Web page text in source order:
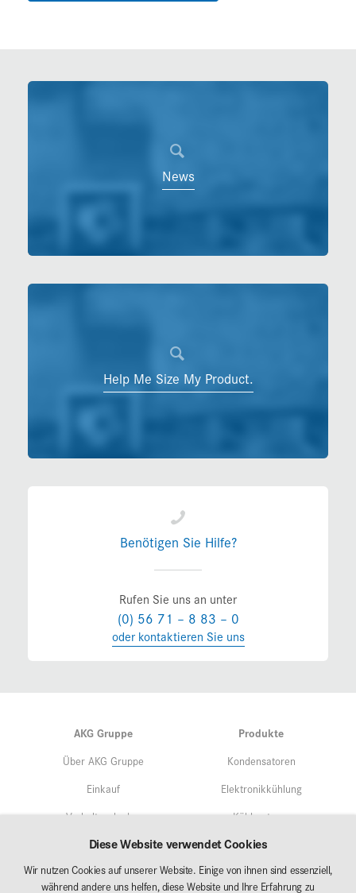
News
Help Me Size My Product.
Benötigen Sie Hilfe?
Rufen Sie uns an unter
(0) 56 71 – 8 83 – 0
oder kontaktieren Sie uns
AKG Gruppe
Über AKG Gruppe
Einkauf
Verhaltenskodex
Qualitätsmangement
Umweltschutz/Nachhaltigkeit
Produkte
Kondensatoren
Elektronikkühlung
Kühlsysteme
Service
Diese Website verwendet Cookies
Wir nutzen Cookies auf unserer Website. Einige von ihnen sind essenziell,
während andere uns helfen, diese Website und Ihre Erfahrung zu